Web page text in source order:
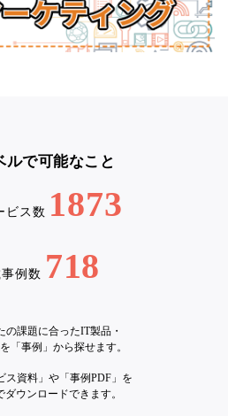
ルで可能なこと
ビス数 1873
例数 718
の課題に合ったIT製品・
「事例」から探せます。
ス資料」や「事例PDF」を
ダウンロードできます。